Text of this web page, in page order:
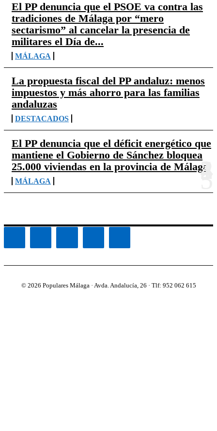
El PP denuncia que el PSOE va contra las
tradiciones de Málaga por “mero
sectarismo” al cancelar la presencia de
militares el Día de...
MÁLAGA
La propuesta fiscal del PP andaluz: menos
impuestos y más ahorro para las familias
andaluzas
DESTACADOS
El PP denuncia que el déficit energético que
mantiene el Gobierno de Sánchez bloquea
25.000 viviendas en la provincia de Málaga
MÁLAGA
© 2026 Populares Málaga · Avda. Andalucía, 26 · Tlf: 952 062 615